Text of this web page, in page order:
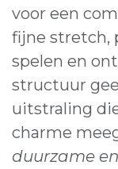
voor een
fijne stretch,
spelen en
structuur
uitstraling
charme
duurzame